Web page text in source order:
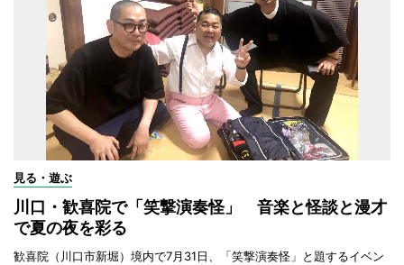
見る・遊ぶ
川口・歓喜院で「笑撃演奏怪」 音楽と怪談と漫才
で夏の夜を彩る
歓喜院（川口市新堀）境内で7月31日、「笑撃演奏怪」と題するイベン